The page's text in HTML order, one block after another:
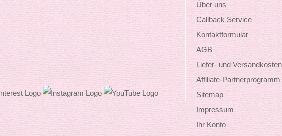
Über uns
Callback Service
Kontaktformular
AGB
Liefer- und Versandkosten
Affiliate-Partnerprogramm
Sitemap
Impressum
Ihr Konto